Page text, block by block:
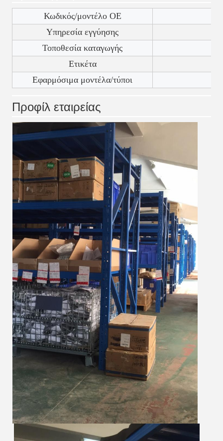
Κωδικός/μοντέλο ΟΕ
Υπηρεσία εγγύησης
Τοποθεσία καταγωγής
Ετικέτα
Εφαρμόσιμα μοντέλα/τύποι
Προφίλ εταιρείας